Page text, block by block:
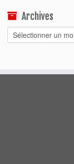
Archives
Archives